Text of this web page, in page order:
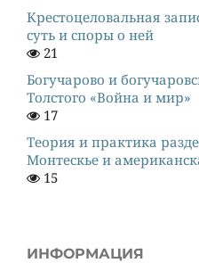
Крестоцеловальная
суть и споры о ней
21
Богучарово и
Толстого «Война и мир»
17
Теория и практика
Монтескье и
15
ИНФОРМАЦИЯ